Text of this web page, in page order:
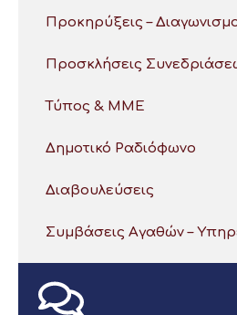
Προκηρύξεις –
Προσκλήσεις
Τύπος & ΜΜΕ
Δημοτικό Ραδιόφωνο
Διαβουλεύσεις
Συμβάσεις Αγαθών –